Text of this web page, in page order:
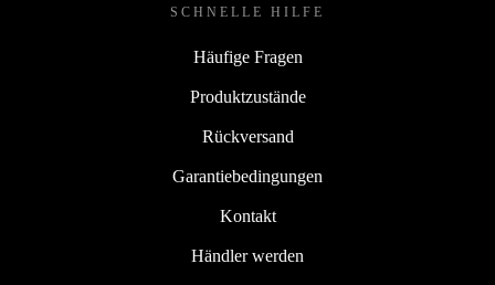
SCHNELLE HILFE
Häufige Fragen
Produktzustände
Rückversand
Garantiebedingungen
Kontakt
Händler werden